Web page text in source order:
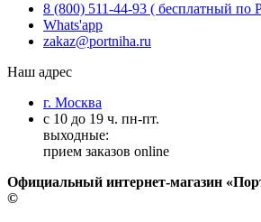
8 (800) 511-44-93 ( бесплатный по
Whats'app
zakaz@portniha.ru
Наш адрес
г. Москва
с 10 до 19 ч. пн-пт.
выходные:
прием заказов online
Официальный интернет-магазин
©